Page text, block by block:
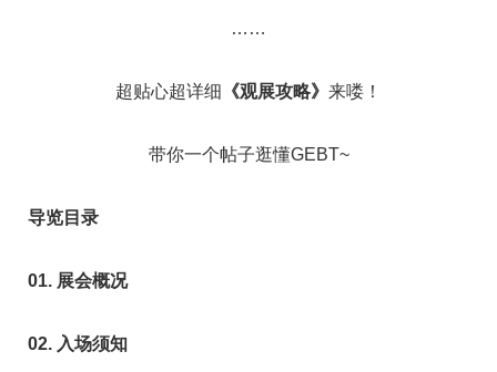
……
超贴心超详细 《观展攻略》 来喽！
带你一个帖子逛懂GEBT~
导览目录
01. 展会概况
02. 入场须知